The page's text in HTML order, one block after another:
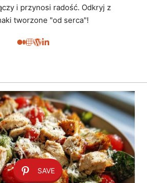
i przynosi radość. Odkryj z
tworzone "od serca"!
SAVE